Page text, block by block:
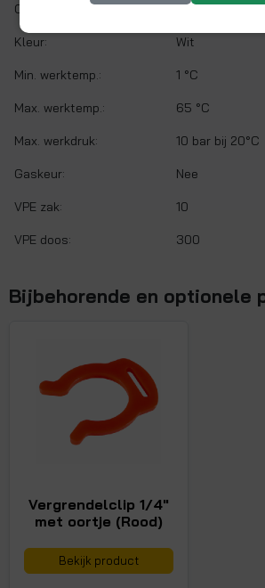
O-ring: EPDM
Kleur: Wit
Min. werktemp.: 1 °C
Max. werktemp.: 65 °C
Max. werkdruk: 10 bar bij 20°C
Gaskeur: Nee
VPE zak: 10
VPE doos: 300
Bijbehorende en optionele
Vergrendelclip 1/4"
met oortje (Rood)
Bekijk product